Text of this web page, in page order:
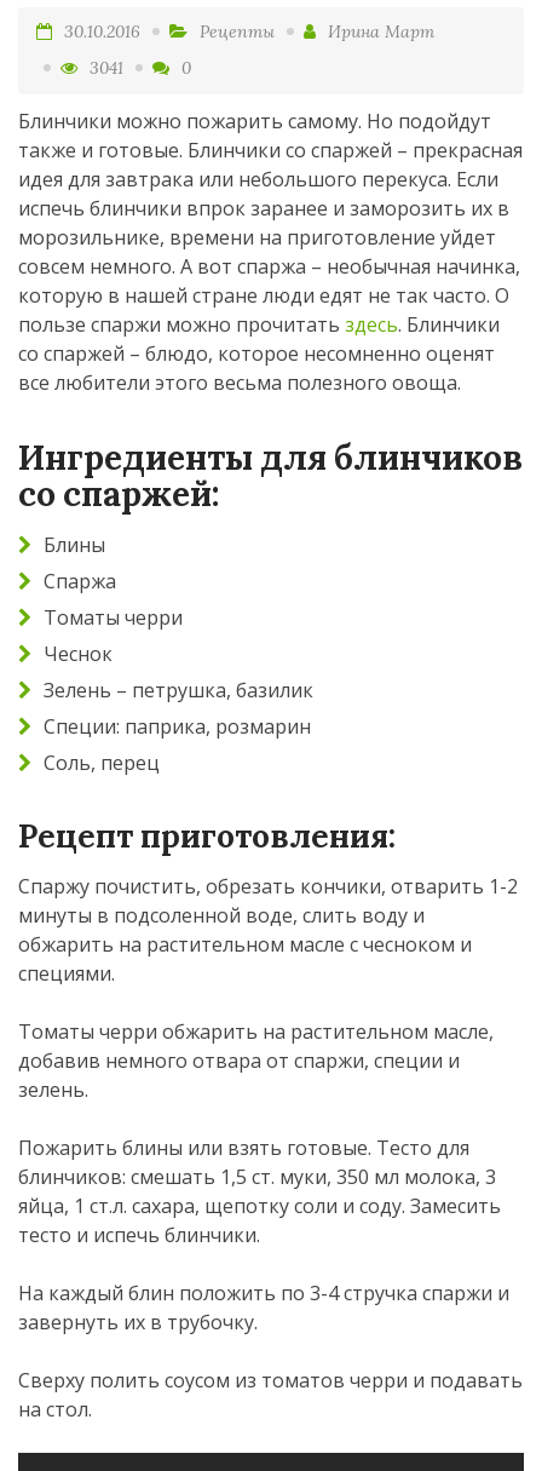
30.10.2016 Рецепты
Ирина Март
3041
0
Блинчики можно пожарить самому. Но подойдут
также и готовые. Блинчики со спаржей – прекрасная
идея для завтрака или небольшого перекуса. Если
испечь блинчики впрок заранее и заморозить их в
морозильнике, времени на приготовление уйдет
совсем немного. А вот спаржа – необычная начинка,
которую в нашей стране люди едят не так часто. О
пользе спаржи можно прочитать здесь. Блинчики
со спаржей – блюдо, которое несомненно оценят
все любители этого весьма полезного овоща.
Ингредиенты для блинчиков
со спаржей:
Блины
Спаржа
Томаты черри
Чеснок
Зелень – петрушка, базилик
Специи: паприка, розмарин
Соль, перец
Рецепт приготовления:
Спаржу почистить, обрезать кончики, отварить 1-2
минуты в подсоленной воде, слить воду и
обжарить на растительном масле с чесноком и
специями.
Томаты черри обжарить на растительном масле,
добавив немного отвара от спаржи, специи и
зелень.
Пожарить блины или взять готовые. Тесто для
блинчиков: смешать 1,5 ст. муки, 350 мл молока, 3
яйца, 1 ст.л. сахара, щепотку соли и соду. Замесить
тесто и испечь блинчики.
На каждый блин положить по 3-4 стручка спаржи и
завернуть их в трубочку.
Сверху полить соусом из томатов черри и подавать
на стол.